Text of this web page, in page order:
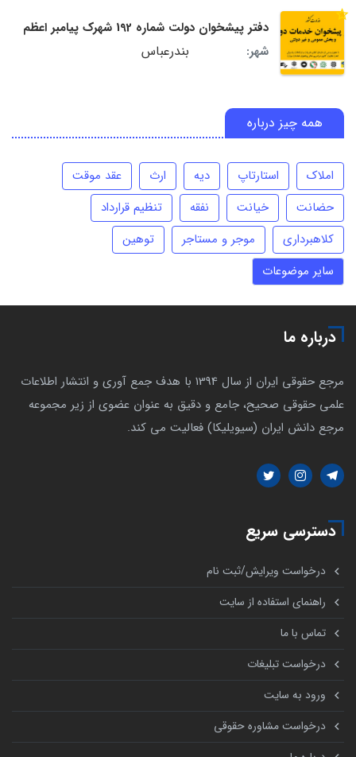
دفتر پیشخوان دولت شماره 192 شهرک پیامبر اعظم
شهر:
بندرعباس
همه چیز درباره
املاک استارتاپ دیه ارث
عقد موقت
حضانت
خیانت نفقه
تنظیم قرارداد
کلاهبرداری
موجر و مستاجر
توهین
سایر موضوعات
درباره ما
مرجع حقوقی ایران از سال 1394 با هدف جمع آوری و انتشار اطلاعات
علمی حقوقی صحیح، جامع و دقیق به عنوان عضوی از زیر مجموعه
مرجع دانش ایران (سیویلیکا) فعالیت می کند.
دسترسی سریع
درخواست ویرایش/ثبت نام
راهنمای استفاده از سایت
تماس با ما
درخواست تبلیغات
ورود به سایت
درخواست مشاوره حقوقی